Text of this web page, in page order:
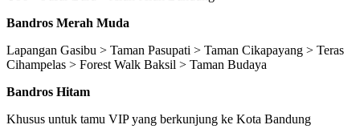
Bandros Merah Muda
Lapangan Gasibu > Taman Pasupati > Taman Cikapayang > Teras
Cihampelas > Forest Walk Baksil > Taman Budaya
Bandros Hitam
Khusus untuk tamu VIP yang berkunjung ke Kota Bandung